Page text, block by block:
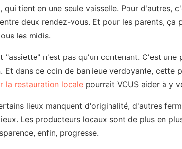
tient en une seule vaisselle. Pour d'autres,
deux rendez-vous. Et pour les parents, ça
les midis.
n'est pas qu'un contenant. C'est une
dans ce coin de banlieue verdoyante, cette
la restauration locale pourrait VOUS aider à y
lieux manquent d'originalité, d'autres
Les producteurs locaux sont de plus en
enfin, progresse.